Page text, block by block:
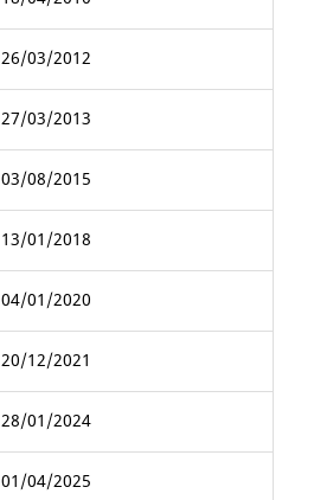
26/03/2012
27/03/2013
03/08/2015
13/01/2018
04/01/2020
20/12/2021
28/01/2024
01/04/2025